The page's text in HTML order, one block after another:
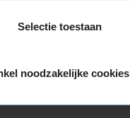
Selectie toestaan
noodzakelijke cookies
EXTRALOAD